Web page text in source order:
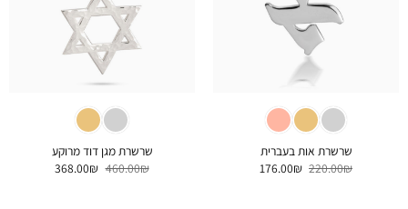
שרשרת אות בעברית
220.00₪ המחיר
המקורי
176.00₪
שרשרת מגן דוד מרוקע
460.00₪ המחיר
המקורי
368.00₪ המחיר